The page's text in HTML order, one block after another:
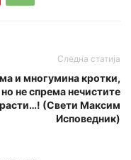
Следна статија
и многумина кротки,
но не спрема нечистите
(Свети Максим
Исповедник)